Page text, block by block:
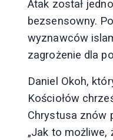
Atak został
bezsensowny.
wyznawców
zagrożenie dla
Daniel Okoh,
Kościołów
Chrystusa znów
„Jak to możliwe,